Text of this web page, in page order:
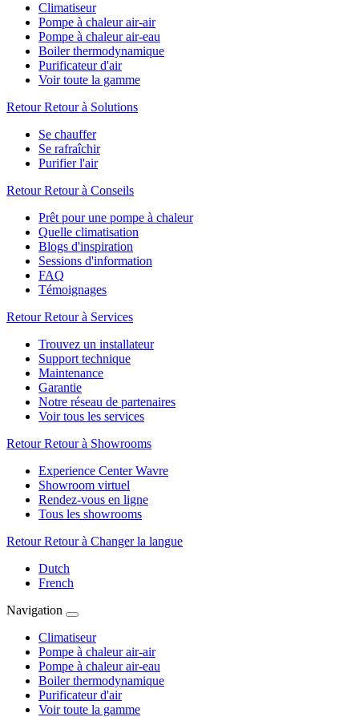
Climatiseur
Pompe à chaleur air-air
Pompe à chaleur air-eau
Boiler thermodynamique
Purificateur d'air
Voir toute la gamme
Retour Retour à Solutions
Se chauffer
Se rafraîchir
Purifier l'air
Retour Retour à Conseils
Prêt pour une pompe à chaleur
Quelle climatisation
Blogs d'inspiration
Sessions d'information
FAQ
Témoignages
Retour Retour à Services
Trouvez un installateur
Support technique
Maintenance
Garantie
Notre réseau de partenaires
Voir tous les services
Retour Retour à Showrooms
Experience Center Wavre
Showroom virtuel
Rendez-vous en ligne
Tous les showrooms
Retour Retour à Changer la langue
Dutch
French
Navigation
Climatiseur
Pompe à chaleur air-air
Pompe à chaleur air-eau
Boiler thermodynamique
Purificateur d'air
Voir toute la gamme